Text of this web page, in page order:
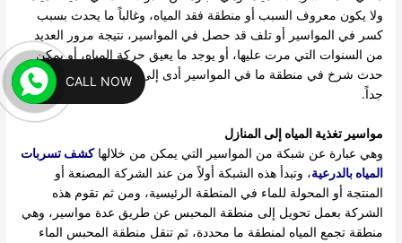
ولا يكون معروف السبب أو منطقة فقد المياه، وغالباً ما يحدث بسبب
كسر في المواسير أو تلف قد حصل في المواسير، نتيجة مرور العديد
من السنوات التي مرت عليها، أو يوجد ما يعيق حركة المياه، أو يمكن
حدث شرخ في منطقة ما في المواسير أدى إلى فقد الماء بكميات كبيرة
جداً.
مواسير تغذية المياه إلى المنازل
وهي عبارة عن شبكة من المواسير التي يمكن من خلالهاكشف تسربات
المياه بالدرعية، وتبدأ هذه الشبكة أولاً من عند الشركة المصنعة أو
المنتجة أو المحولة للماء في المنطقة الرئيسية، ومن ثم تقوم هذه
الشركة بعمل تحويل إلى منطقة المحبس عن طريق عدة مواسير، وهي
منطقة تجمع المياه لمنطقة ما محددة، ثم تنقل منطقة المحبس الماء
CALL NOW